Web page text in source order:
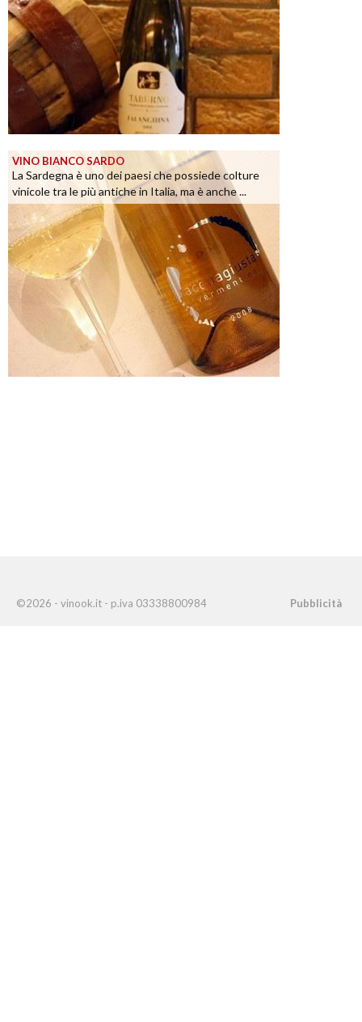
VINO BIANCO SARDO
La Sardegna è uno dei paesi che possiede colture
vinicole tra le più antiche in Italia, ma è anche ...
©2026 - vinook.it - p.iva 03338800984 Pubblicità